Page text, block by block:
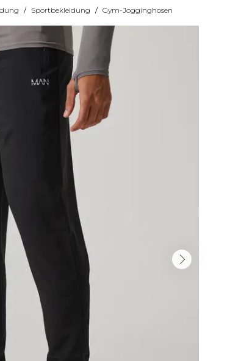
/ Sportbekleidung / Gym-Jogginghosen